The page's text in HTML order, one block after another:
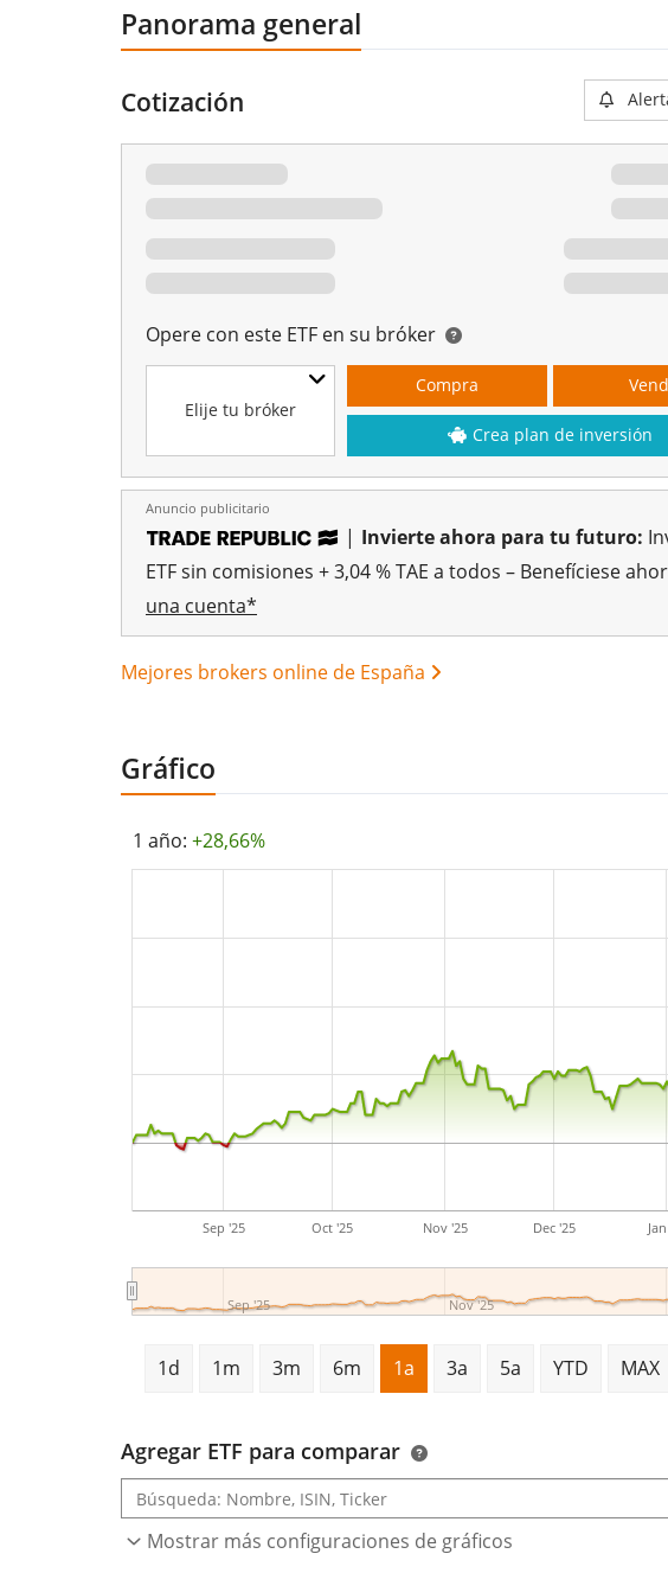
Panorama general
Cotización
Opere con este ETF en su bróker
Elije tu bróker
Compra
Crea plan de inversión
Anuncio publicitario
| Invierte ahora para tu futuro:
ETF sin comisiones + 3,04 % TAE a todos – Benefíciese
una cuenta*
Mejores brokers online de España
Gráfico
1 año: +28,66%
Sep '25 Oct '25 Nov '25 Dec '25
Sep '25 Nov '25
1d 1m 3m 6m 1a 3a 5a YTD MAX
Agregar ETF para comparar
Mostrar más configuraciones de gráficos